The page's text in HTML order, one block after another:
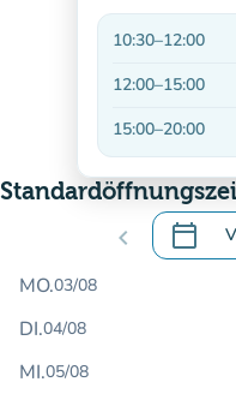
10:30–12:00
12:00–15:00
15:00–20:00
chevron_left calendar_today
.
MO.03/08
DI.04/08
MI.05/08